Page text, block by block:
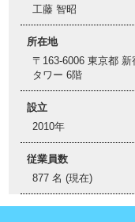
工藤 智昭
所在地
〒163-6006 東京都
タワー 6階
設立
2010年
従業員数
877 名 (現在)